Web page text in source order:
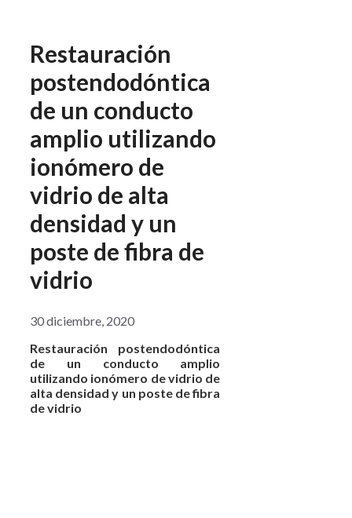
Restauración
postendodóntica
de un conducto
amplio utilizando
ionómero de
vidrio de alta
densidad y un
poste de fibra de
vidrio
30 diciembre, 2020
Restauración postendodóntica
de un conducto amplio
utilizando ionómero de vidrio de
alta densidad y un poste de fibra
de vidrio